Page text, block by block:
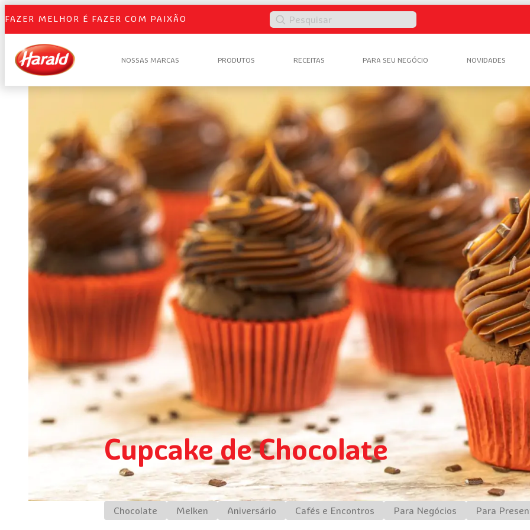
FAZER MELHOR É FAZER COM PAIXÃO Pesquisar
NOSSAS MARCAS PRODUTOS RECEITAS PARA SEU NEGÓCIO NOVIDADES
Cupcake de Chocolate
Chocolate Melken Aniversário Cafés e Encontros Para Negócios Para